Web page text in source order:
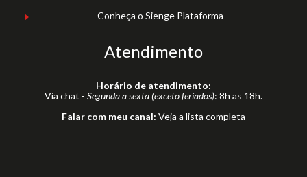
Conheça o Sienge Plataforma
Atendimento
Horário de atendimento:
Via chat - Segunda a sexta (exceto feriados): 8h as 18h.
Falar com meu canal: Veja a lista completa